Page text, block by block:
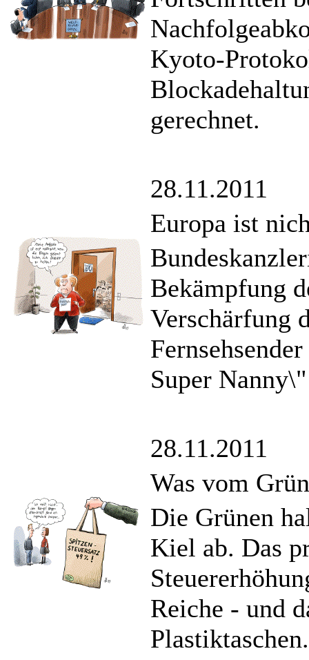
Kyoto-
gerechnet.
28.11.2011
Europa ist
Bekämpfung
Verschärfung
Super
28.11.2011
Was vom
Die Grünen
Kiel ab. Das
Reiche - und
Plastiktaschen.